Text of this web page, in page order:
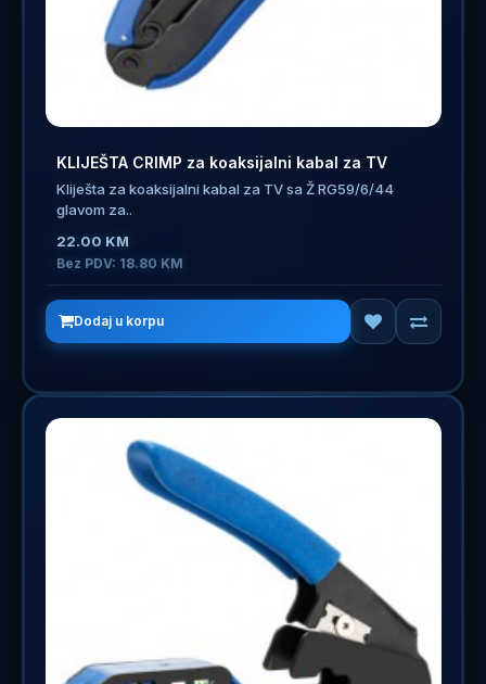
KLIJEŠTA CRIMP za koaksijalni kabal za TV
Kliješta za koaksijalni kabal za TV sa Ž RG59/6/44
glavom za..
22.00 KM
Bez PDV: 18.80 KM
Dodaj u korpu